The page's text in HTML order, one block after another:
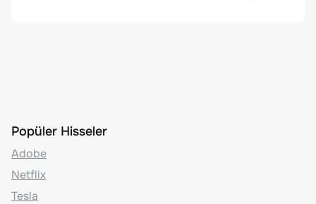
Popüler Hisseler
Adobe
Netflix
Tesla